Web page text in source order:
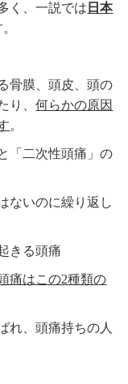
く、一説では 日本
骨膜、頭皮、頭の
り、何らかの原因
。
「二次性頭痛」の
ないのに繰り返し
きる頭痛
痛はこの2種類の
れ、頭痛持ちの人